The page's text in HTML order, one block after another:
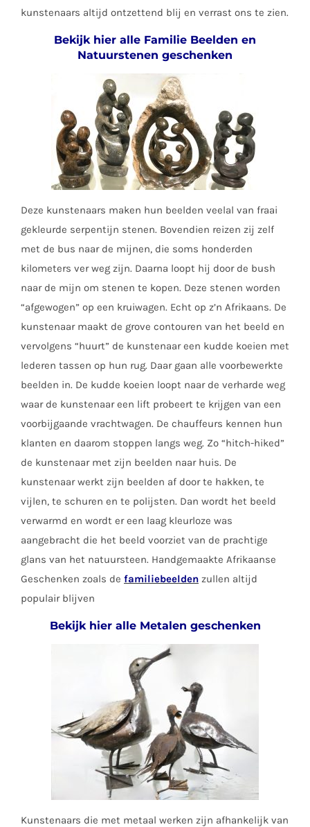
kunstenaars altijd ontzettend blij en verrast ons te zien.
Bekijk hier alle Familie Beelden en
Natuurstenen geschenken
Deze kunstenaars maken hun beelden veelal van fraai
gekleurde serpentijn stenen. Bovendien reizen zij zelf
met de bus naar de mijnen, die soms honderden
kilometers ver weg zijn. Daarna loopt hij door de bush
naar de mijn om stenen te kopen. Deze stenen worden
“afgewogen” op een kruiwagen. Echt op z’n Afrikaans. De
kunstenaar maakt de grove contouren van het beeld en
vervolgens “huurt” de kunstenaar een kudde koeien met
lederen tassen op hun rug. Daar gaan alle voorbewerkte
beelden in. De kudde koeien loopt naar de verharde weg
waar de kunstenaar een lift probeert te krijgen van een
voorbijgaande vrachtwagen. De chauffeurs kennen hun
klanten en daarom stoppen langs weg. Zo “hitch-hiked”
de kunstenaar met zijn beelden naar huis. De
kunstenaar werkt zijn beelden af door te hakken, te
vijlen, te schuren en te polijsten. Dan wordt het beeld
verwarmd en wordt er een laag kleurloze was
aangebracht die het beeld voorziet van de prachtige
glans van het natuursteen. Handgemaakte Afrikaanse
Geschenken zoals de familiebeelden zullen altijd
populair blijven
Bekijk hier alle Metalen geschenken
Kunstenaars die met metaal werken zijn afhankelijk van